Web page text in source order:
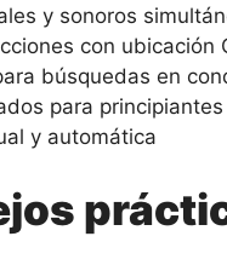
y sonoros
con ubicación
búsquedas en
para principiantes
y automática